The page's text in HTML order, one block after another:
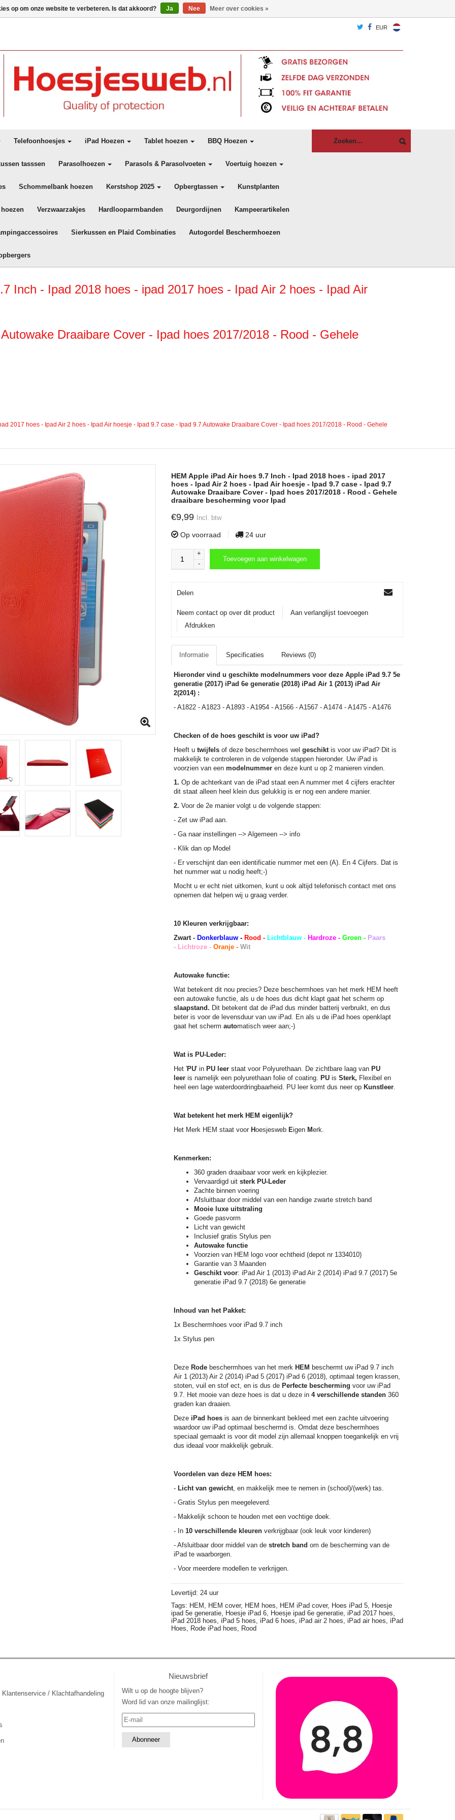
EUR
Telefoonhoesjes iPad Hoezen Tablet hoezen BBQ Hoezen
tasssen Parasolhoezen Parasols & Parasolvoeten Voertuig hoezen
Schommelbank hoezen Kerstshop 2025 Opbergtassen Kunstplanten
Verzwaarzakjes Hardlooparmbanden Deurgordijnen Kampeerartikelen
Sierkussen en Plaid Combinaties Autogordel Beschermhoezen
Inch - Ipad 2018 hoes - ipad 2017 hoes - Ipad Air 2 hoes - Ipad Air
Draaibare Cover - Ipad hoes 2017/2018 - Rood - Gehele
2017 hoes - Ipad Air 2 hoes - Ipad Air hoesje - Ipad 9.7 case - Ipad 9.7 Autowake Draaibare Cover - Ipad hoes 2017/2018 - Rood - Gehele
HEM Apple iPad Air hoes 9.7 Inch - Ipad 2018 hoes - ipad 2017
hoes - Ipad Air 2 hoes - Ipad Air hoesje - Ipad 9.7 case - Ipad 9.7
Autowake Draaibare Cover - Ipad hoes 2017/2018 - Rood - Gehele
draaibare bescherming voor Ipad
€9,99 Incl. btw
Op voorraad 24 uur
+
-
Toevoegen aan winkelwagen
Delen
Neem contact op over dit product
Aan verlanglijst toevoegen
Afdrukken
Informatie Specificaties Reviews (0)
Hieronder vind u geschikte modelnummers voor deze Apple iPad 9.7 5e
generatie (2017) iPad 6e generatie (2018) iPad Air 1 (2013) iPad Air
2(2014) :
- A1822 - A1823 - A1893 - A1954 - A1566 - A1567 - A1474 - A1475 - A1476
Checken of de hoes geschikt is voor uw iPad?
Heeft u twijfelsof deze beschermhoes wel geschiktis voor uw iPad? Dit is
makkelijk te controleren in de volgende stappen hieronder. Uw iPad is
voorzien van een modelnummeren deze kunt u op 2 manieren vinden.
1. Op de achterkant van de iPad staat een A nummer met 4 cijfers erachter
dit staat alleen heel klein dus gelukkig is er nog een andere manier.
2. Voor de 2e manier volgt u de volgende stappen:
- Zet uw iPad aan.
- Ga naar instellingen --> Algemeen --> info
- Klik dan op Model
- Er verschijnt dan een identificatie nummer met een (A). En 4 Cijfers. Dat is
het nummer wat u nodig heeft;-)
Mocht u er echt niet uitkomen, kunt u ook altijd telefonisch contact met ons
opnemen dat helpen wij u graag verder.
10 Kleuren verkrijgbaar:
Zwart - Donkerblauw - Rood - Lichtblauw -Hardroze - Groen - Paars
- Lichtroze - Oranje - Wit
Autowake functie:
Wat betekent dit nou precies? Deze beschermhoes van het merk HEM heeft
een autowake functie, als u de hoes dus dicht klapt gaat het scherm op
slaapstand. Dit betekent dat de iPad dus minder batterij verbruikt, en dus
beter is voor de levensduur van uw iPad. En als u de iPad hoes openklapt
gaat het scherm automatisch weer aan;-)
Wat is PU-Leder:
Het 'PU' in PU leerstaat voor Polyurethaan. De zichtbare laag van PU
leeris namelijk een polyurethaan folie of coating. PUis Sterk, Flexibel en
heel een lage waterdoordringbaarheid. PU leer komt dus neer op Kunstleer.
Wat betekent het merk HEM eigenlijk?
Het Merk HEM staat voor Hoesjesweb Eigen Merk.
Kenmerken:
360 graden draaibaar voor werk en kijkplezier.
Vervaardigd uit sterk PU-Leder
Zachte binnen voering
Afsluitbaar door middel van een handige zwarte stretch band
Mooie luxe uitstraling
Goede pasvorm
Licht van gewicht
Inclusief gratis Stylus pen
Autowake functie
Voorzien van HEM logo voor echtheid (depot nr 1334010)
Garantie van 3 Maanden
Geschikt voor: iPad Air 1 (2013) iPad Air 2 (2014) iPad 9.7 (2017) 5e
generatie iPad 9.7 (2018) 6e generatie
Inhoud van het Pakket:
1x Beschermhoes voor iPad 9.7 inch
1x Stylus pen
Deze Rodebeschermhoes van het merk HEM beschermt uw iPad 9.7 inch
Air 1 (2013) Air 2 (2014) iPad 5 (2017) iPad 6 (2018), optimaal tegen krassen,
stoten, vuil en stof ect, en is dus de Perfecte bescherming voor uw iPad
9.7. Het mooie van deze hoes is dat u deze in 4 verschillende standen360
graden kan draaien.
Deze iPad hoesis aan de binnenkant bekleed met een zachte uitvoering
waardoor uw iPad optimaal beschermd is. Omdat deze beschermhoes
speciaal gemaakt is voor dit model zijn allemaal knoppen toegankelijk en vrij
dus ideaal voor makkelijk gebruik.
Voordelen van deze HEM hoes:
- Licht van gewicht, en makkelijk mee te nemen in (school)/(werk) tas.
- Gratis Stylus pen meegeleverd.
- Makkelijk schoon te houden met een vochtige doek.
- In 10 verschillende kleurenverkrijgbaar (ook leuk voor kinderen)
- Afsluitbaar door middel van de stretch band om de bescherming van de
iPad te waarborgen.
- Voor meerdere modellen te verkrijgen.
Levertijd: 24 uur
Tags: HEM, HEM cover, HEM hoes, HEM iPad cover, Hoes iPad 5, Hoesje
ipad 5e generatie, Hoesje iPad 6, Hoesje ipad 6e generatie, iPad 2017 hoes,
iPad 2018 hoes, iPad 5 hoes, iPad 6 hoes, iPad air 2 hoes, iPad air hoes, iPad
Hoes, Rode iPad hoes, Rood
/ Klachtafhandeling
Nieuwsbrief
Wilt u op de hoogte blijven?
Word lid van onze mailinglijst:
op om onze website te verbeteren. Is dat akkoord? Ja Nee Meer over cookies »